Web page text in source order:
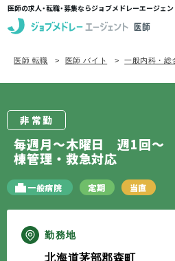
医師の求人・転職・募集ならジョブメドレーエージェ
求人を探す
定期非常勤の求人
エージェントサービスTOP
医師 転職 医師 バイト 一般内科・総
非常勤
毎週月～木曜日 週1回
棟管理・救急対応
一般病院 定期 当直
勤務地
北海道茅部郡森町